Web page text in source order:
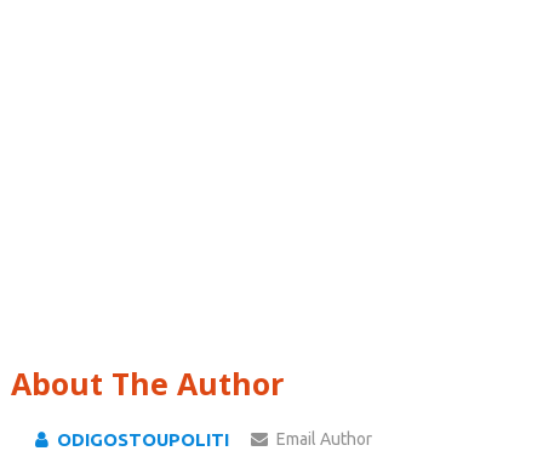
About The Author
ODIGOSTOUPOLITI Email Author